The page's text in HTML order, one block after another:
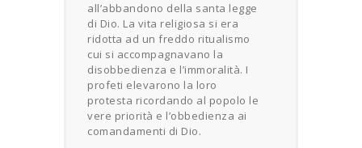
all’abbandono della santa legge
di Dio. La vita religiosa si era
ridotta ad un freddo ritualismo
cui si accompagnavano la
disobbedienza e l’immoralità. I
profeti elevarono la loro
protesta ricordando al popolo le
vere priorità e l’obbedienza ai
comandamenti di Dio.